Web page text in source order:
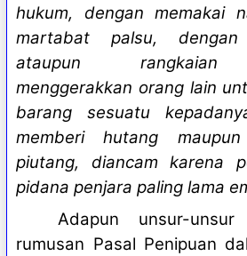
hukum, dengan memakai
martabat palsu,
ataupun rangkaian
menggerakkan orang lain
barang sesuatu
memberi hutang maupun
piutang, diancam karena
pidana penjara paling lama
Adapun unsur-
rumusan Pasal Penipuan